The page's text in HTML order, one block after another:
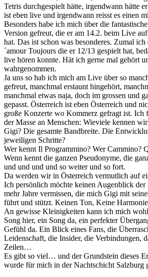
Tetris durchgespielt hätte, irgendwann hätte
ist eben live und irgendwann reisst es einen
Besonders habe ich mich über die
Version gefreut, die er am 14.2. beim Live
hat. Das ist schon was besonderes. Zumal
´amour Toujours die er 12/13 gespielt hat,
live hören konnte. Hät ich gerne mal gehört
wahrgenommen.
Ja uns so hab ich mich am Live über so
gefreut, manchmal erstaunt hingehört,
manchmal etwas naja, doch im grossen und
gepasst. Österreich ist eben Österreich und
große Konzerte wo Kommerz gefragt ist. Ich
der Masse an Menschen: Wieviele kennen
Gigi? Die gesamte Bandbreite. Die
jeweiligen Schritte?
Wer kennt Il Programmino? Wer Cammino?
Wenn kennt die ganzen Pseudonyme, die
und und und und so weiter und so fort.
Da werden wir in Österreich vermutlich auf
Ich persönlich möchte keinen Augenblick der
mehr Jahre vermissen, die mich Gigi mit
führt und stützt. Keinen Ton, Keine
An gewisse Kleinigkeiten kann ich mich
Song hier, ein Song da, ein perfekter
Gefühl da. Ein Blick eines Fans, die
Leidenschaft, die Insider, die Verbindungen,
Zeilen…
Es gibt so viel… und der Grundstein dieses
wurde für mich in der Nachtschicht Salzburg